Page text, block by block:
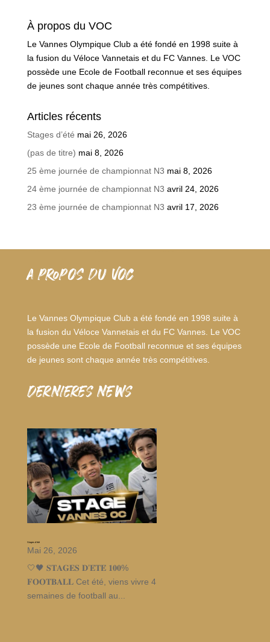
À propos du VOC
Le Vannes Olympique Club a été fondé en 1998 suite à
la fusion du Véloce Vannetais et du FC Vannes. Le VOC
possède une Ecole de Football reconnue et ses équipes
de jeunes sont chaque année très compétitives.
Articles récents
Stages d’été mai 26, 2026
(pas de titre) mai 8, 2026
25 ème journée de championnat N3 mai 8, 2026
24 ème journée de championnat N3 avril 24, 2026
23 ème journée de championnat N3 avril 17, 2026
A PROPOS DU VOC
Le Vannes Olympique Club a été fondé en 1998 suite à
la fusion du Véloce Vannetais et du FC Vannes. Le VOC
possède une Ecole de Football reconnue et ses équipes
de jeunes sont chaque année très compétitives.
dernieres news
Stages d’été
Mai 26, 2026
🤍🖤 𝐒𝐓𝐀𝐆𝐄𝐒 𝐃’𝐄́𝐓𝐄́ 𝟏𝟎𝟎%
𝐅𝐎𝐎𝐓𝐁𝐀𝐋𝐋 Cet été, viens vivre 4
semaines de football au...